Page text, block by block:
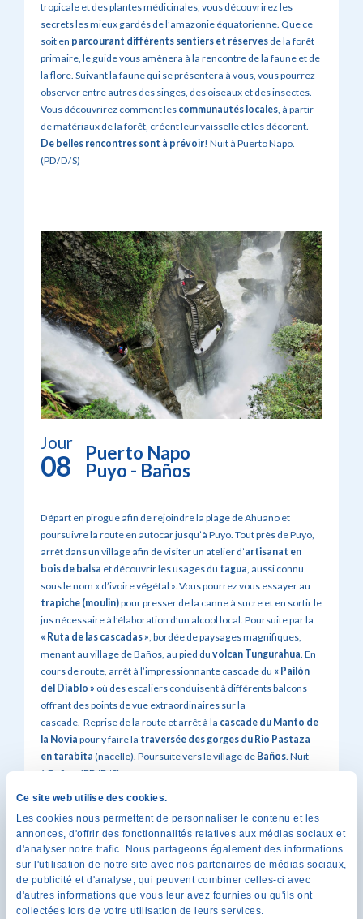
Ce site web utilise des cookies.
Les cookies nous permettent de personnaliser le contenu et les
annonces, d'offrir des fonctionnalités relatives aux médias sociaux et
d'analyser notre trafic. Nous partageons également des informations
sur l'utilisation de notre site avec nos partenaires de médias sociaux,
de publicité et d'analyse, qui peuvent combiner celles-ci avec
d'autres informations que vous leur avez fournies ou qu'ils ont
collectées lors de votre utilisation de leurs services.
tropicale et des plantes médicinales, vous découvrirez les
secrets les mieux gardés de l’amazonie équatorienne. Que ce
soit en parcourant différents sentiers et réserves de la forêt
primaire, le guide vous amènera à la rencontre de la faune et de
la flore. Suivant la faune qui se présentera à vous, vous pourrez
observer entre autres des singes, des oiseaux et des insectes.
Vous découvrirez comment les communautés locales, à partir
de matériaux de la forêt, créent leur vaisselle et les décorent.
De belles rencontres sont à prévoir! Nuit à Puerto Napo.
(PD/D/S)
Jour
08
Puerto Napo
Puyo - Baños
Départ en pirogue afin de rejoindre la plage de Ahuano et
poursuivre la route en autocar jusqu’à Puyo. Tout près de Puyo,
arrêt dans un village afin de visiter un atelier d’artisanat en
bois de balsa et découvrir les usages du tagua , aussi connu
sous le nom « d’ivoire végétal ». Vous pourrez vous essayer au
trapiche (moulin)pour presser de la canne à sucre et en sortir le
jus nécessaire à l’élaboration d’un alcool local. Poursuite par la
« Ruta de las cascadas » , bordée de paysages magnifiques,
menant au village de Baños, au pied du volcan Tungurahua . En
cours de route, arrêt à l’impressionnante cascade du « Pailón
del Diablo » où des escaliers conduisent à différents balcons
offrant des points de vue extraordinaires sur la
cascade. Reprise de la route et arrêt à la cascade du Manto de
la Novia pour y faire la traversée des gorges du Rio Pastaza
en tarabita (nacelle). Poursuite vers le village de Baños. Nuit
à Baños. (PD/D/S)